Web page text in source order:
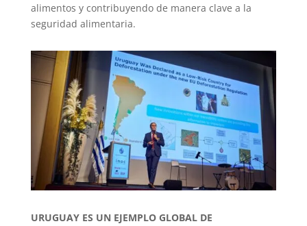
alimentos y contribuyendo de manera clave a la
seguridad alimentaria.
URUGUAY ES UN EJEMPLO GLOBAL DE